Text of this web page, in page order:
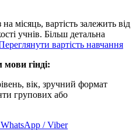
місяць, вартість залежить від
учнів. Більш детальна
вартість навчання
мови гінді:
вік, зручний формат
групових або
/ Viber